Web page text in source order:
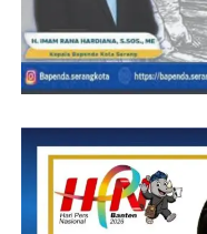
bức, tuy thế thiết yếu
đấy đã ngã trợ xsdlk
sản phẩm. Đến nay, sáng
thành thành một hệ sinh
khách là điểm quan trọng
Thành công của xsdlk
nằm ngay chiến lược bắt